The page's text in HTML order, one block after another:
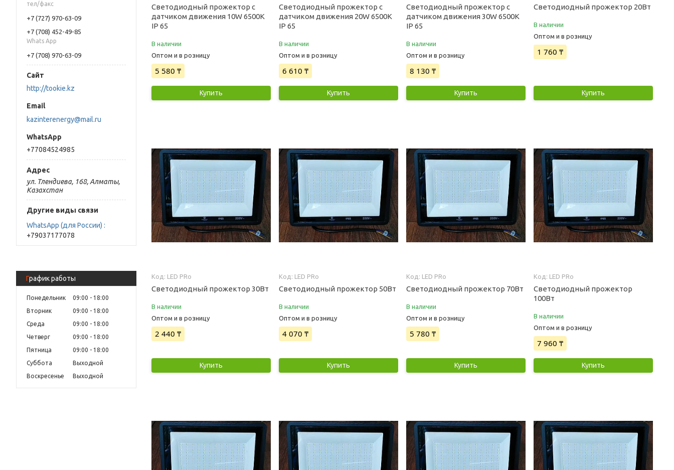
тел/факс
+7 (727) 970-63-09
+7 (708) 452-49-85
Whats App
+7 (708) 970-63-09
http://tookie.kz
kazinterenergy@mail.ru
+77084524985
ул. Тлендиева, 168, Алматы,
Казахстан
Другие виды связи
WhatsApp (для России)
+79037177078
График работы
Понедельник 09:00
18:00
Вторник
09:00
18:00
Среда
09:00
18:00
Четверг
09:00
18:00
Пятница
09:00
18:00
Суббота
Выходной
Воскресенье
Выходной
Светодиодный прожектор с
датчиком движения 10W 6500K
IP 65
В наличии
Оптом и в розницу
5 580 ₸
Купить
Светодиодный прожектор с
датчиком движения 20W 6500K
IP 65
В наличии
Оптом и в розницу
6 610 ₸
Купить
Светодиодный прожектор с
датчиком движения 30W 6500K
IP 65
В наличии
Оптом и в розницу
8 130 ₸
Купить
Светодиодный прожектор 20Вт
В наличии
Оптом и в розницу
1 760 ₸
Купить
LED PRo
Светодиодный прожектор 30Вт
В наличии
Оптом и в розницу
2 440 ₸
Купить
LED PRo
Светодиодный прожектор 50Вт
В наличии
Оптом и в розницу
4 070 ₸
Купить
LED PRo
Светодиодный прожектор 70Вт
В наличии
Оптом и в розницу
5 780 ₸
Купить
LED PRo
Светодиодный прожектор
100Вт
В наличии
Оптом и в розницу
7 960 ₸
Купить